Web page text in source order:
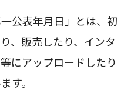
公表年月日」とは、初
、販売したり、インタ
にアップロードしたり
す。